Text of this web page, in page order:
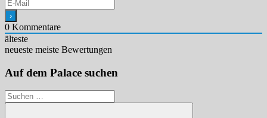
0 Kommentare
älteste
neueste meiste Bewertungen
Auf dem Palace suchen
Suchen
nach: